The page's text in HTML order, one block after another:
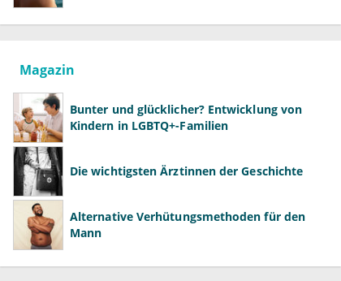
Magazin
Bunter und glücklicher? Entwicklung von
Kindern in LGBTQ+-Familien
Die wichtigsten Ärztinnen der Geschichte
Alternative Verhütungsmethoden für den
Mann